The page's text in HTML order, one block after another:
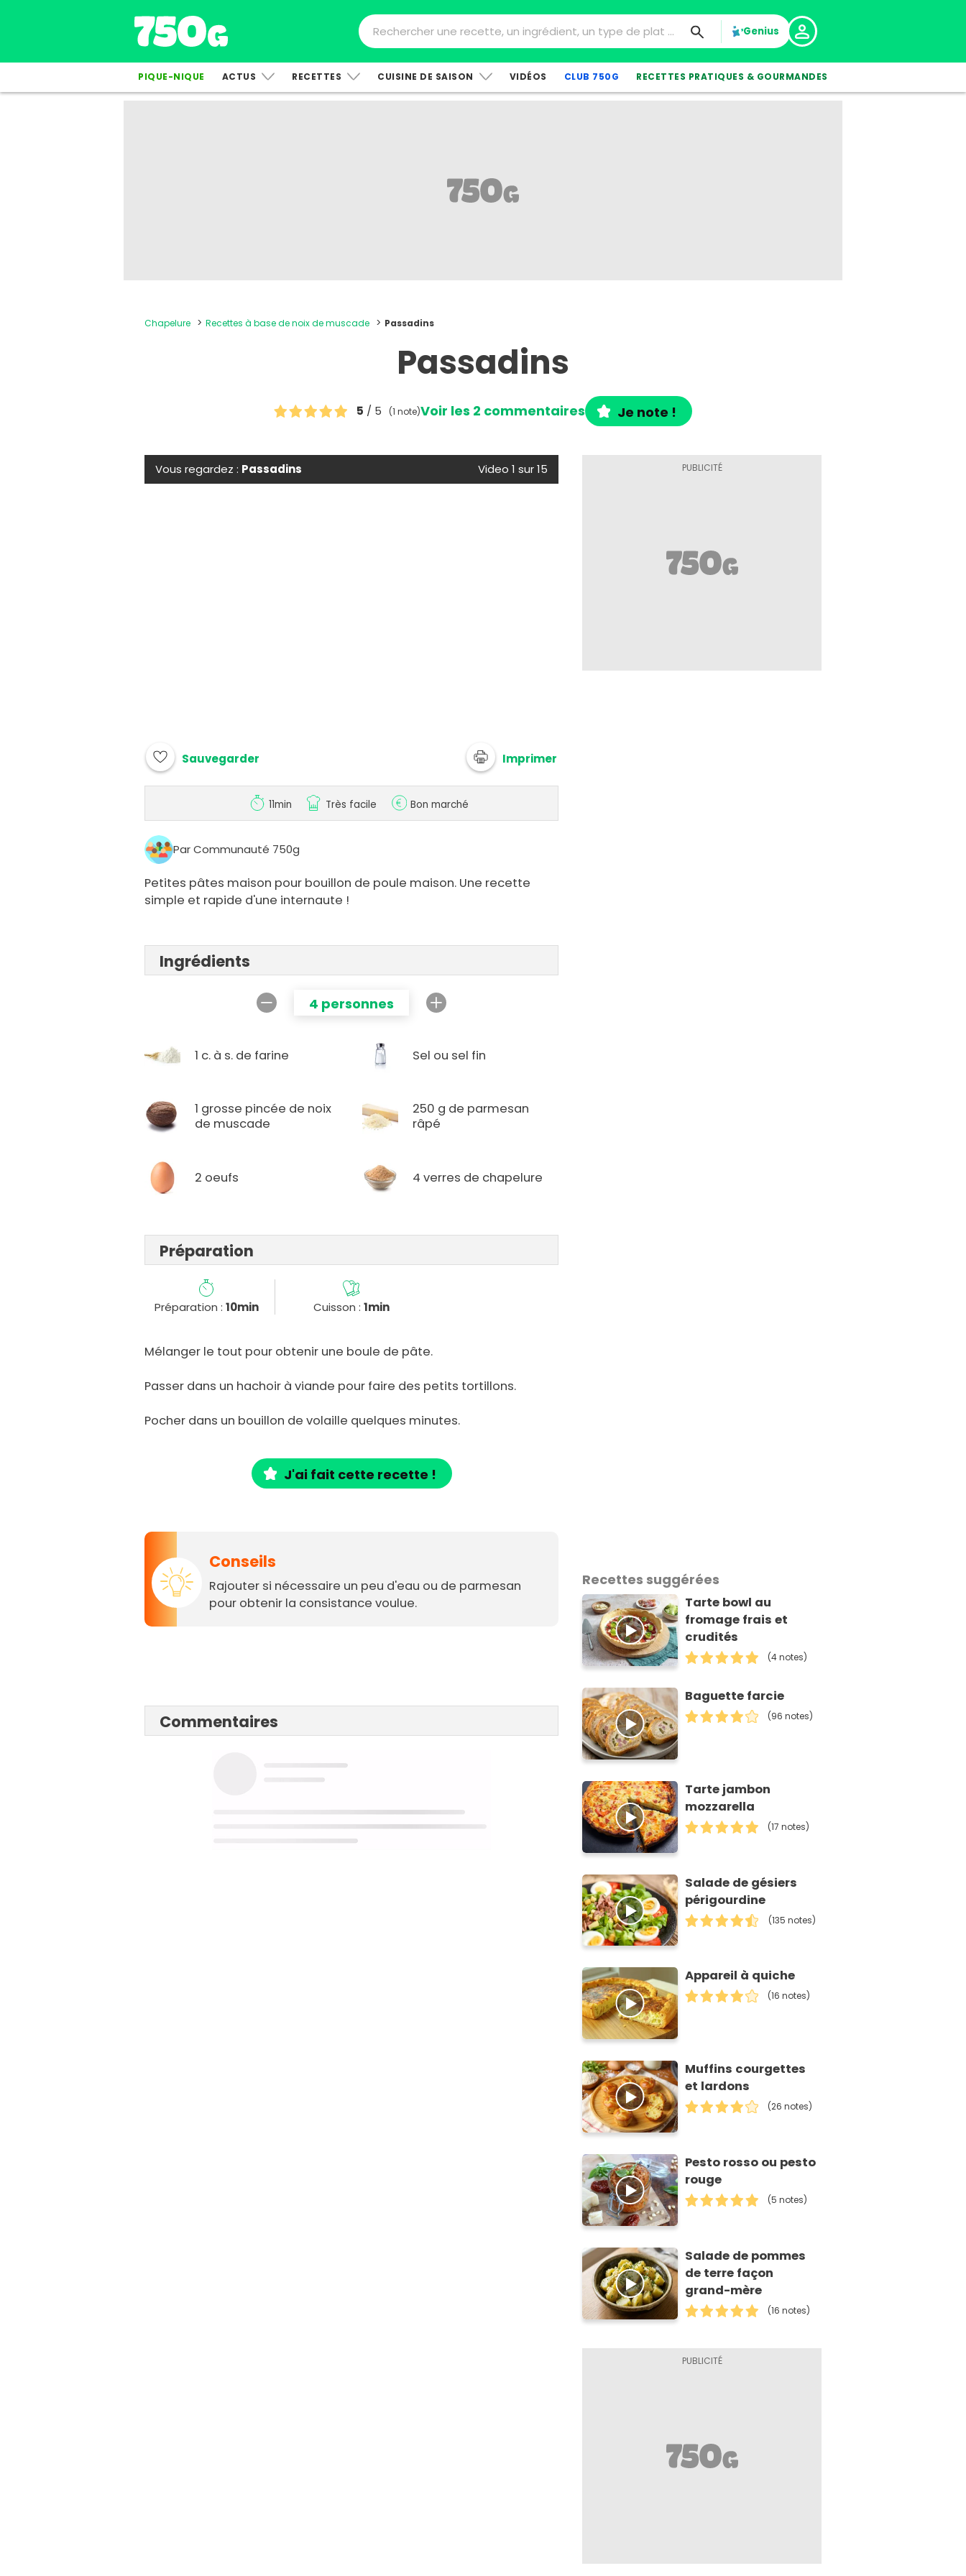
Genius
PIQUE-NIQUE ACTUS RECETTES CUISINE DE SAISON VIDÉOS CLUB 750G RECETTES PRATIQUES & GOURMANDES
Chapelure Recettes à base de noix de muscade Passadins
Passadins
5 / 5 (1 note)Voir les 2 commentaires Je note !
Vous regardez : Passadins Video 1 sur 15
Sauvegarder Imprimer
11min Très facile Bon marché
Par Communauté 750g
Petites pâtes maison pour bouillon de poule maison. Une recette
simple et rapide d'une internaute !
Ingrédients
4 personnes
1 c. à s. de farine Sel ou sel fin
1 grosse pincée de noix
de muscade
250 g de parmesan
râpé
2 oeufs 4 verres de chapelure
Préparation
Préparation : 10min Cuisson :1min
Mélanger le tout pour obtenir une boule de pâte.
Passer dans un hachoir à viande pour faire des petits tortillons.
Pocher dans un bouillon de volaille quelques minutes.
J'ai fait cette recette !
Conseils
Rajouter si nécessaire un peu d'eau ou de parmesan
pour obtenir la consistance voulue.
Commentaires
Recettes suggérées
Tarte bowl au
fromage frais et
crudités
(4 notes)
Baguette farcie
(96 notes)
Tarte jambon
mozzarella
(17 notes)
Salade de gésiers
périgourdine
(135 notes)
Appareil à quiche
(16 notes)
Muffins courgettes
et lardons
(26 notes)
Pesto rosso ou pesto
rouge
(5 notes)
Salade de pommes
de terre façon
grand-mère
(16 notes)